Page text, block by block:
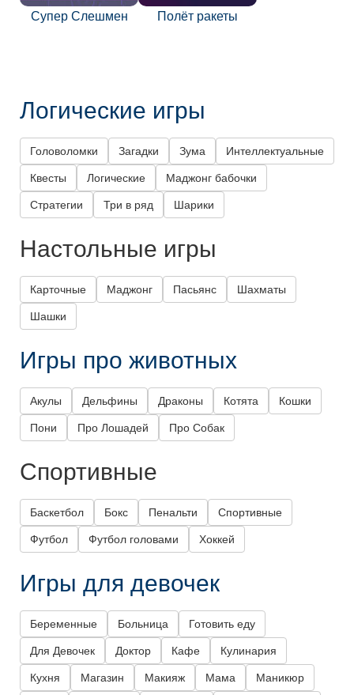
Супер Слешмен Полёт ракеты
Логические игры
Головоломки Загадки Зума Интеллектуальные
Квесты Логические Маджонг бабочки
Стратегии Три в ряд Шарики
Настольные игры
Карточные Маджонг Пасьянс Шахматы
Шашки
Игры про животных
Акулы Дельфины Драконы Котята Кошки
Пони Про Лошадей Про Собак
Спортивные
Баскетбол Бокс Пенальти Спортивные
Футбол Футбол головами Хоккей
Игры для девочек
Беременные Больница Готовить еду
Для Девочек Доктор Кафе Кулинария
Кухня Магазин Макияж Мама Маникюр